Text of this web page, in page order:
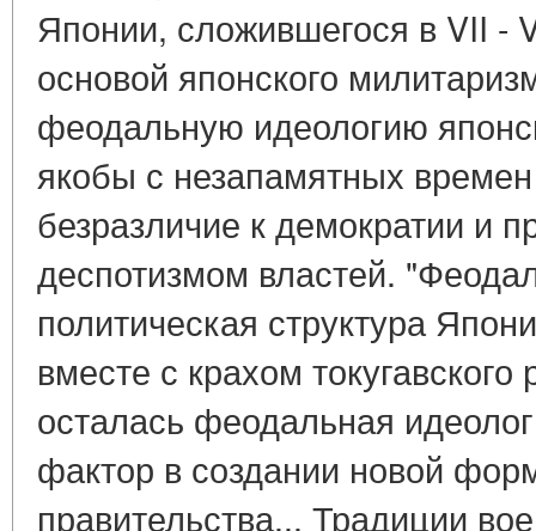
Японии, сложившегося в VII -
основой японского
феодальную идеологию
якобы с незапамятных
безразличие к демократии и
деспотизмом властей.
политическая структура
вместе с крахом
осталась феодальная
фактор в создании новой
правительства... Традиции